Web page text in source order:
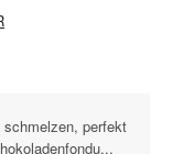
schmelzen, perfekt